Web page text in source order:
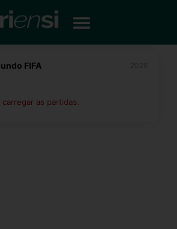
FIFA
as partidas.